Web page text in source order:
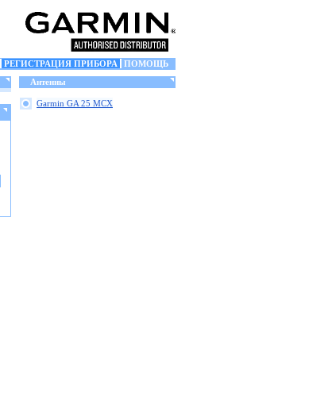
РЕГИСТРАЦИЯ ПРИБОРА
ПОМОЩЬ
Антенны
Garmin GA 25 MCX